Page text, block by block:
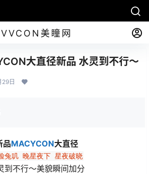
VVCON美瞳网
大直径新品 水灵到不行～
日
品MACYCON大直径
兔叽 晚星夜下 星夜破晓
到不行～美貌瞬间加分